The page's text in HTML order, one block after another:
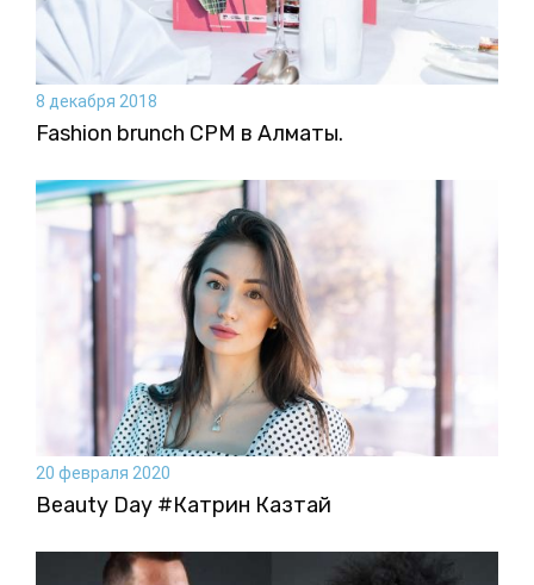
8 декабря 2018
Fashion brunch CPM в Алматы.
20 февраля 2020
Beauty Day #Катрин Казтай